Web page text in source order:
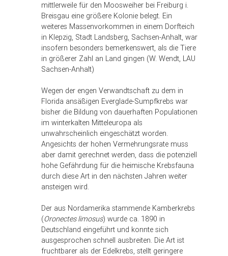
mittlerweile für den Moosweiher bei Freiburg i.
Breisgau eine größere Kolonie belegt. Ein
weiteres Massenvorkommen in einem Dorfteich
in Klepzig, Stadt Landsberg, Sachsen-Anhalt, war
insofern besonders bemerkenswert, als die Tiere
in größerer Zahl an Land gingen (W. Wendt, LAU
Sachsen-Anhalt)
Wegen der engen Verwandtschaft zu dem in
Florida ansäßigen Everglade-Sumpfkrebs war
bisher die Bildung von dauerhaften Populationen
im winterkalten Mitteleuropa als
unwahrscheinlich eingeschätzt worden.
Angesichts der hohen Vermehrungsrate muss
aber damit gerechnet werden, dass die potenziell
hohe Gefährdung für die heimische Krebsfauna
durch diese Art in den nächsten Jahren weiter
ansteigen wird.
Der aus Nordamerika stammende Kamberkrebs
(Oronectes limosus) wurde ca. 1890 in
Deutschland eingeführt und konnte sich
ausgesprochen schnell ausbreiten. Die Art ist
fruchtbarer als der Edelkrebs, stellt geringere